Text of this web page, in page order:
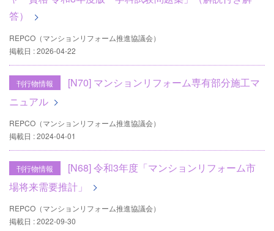
答）
REPCO（マンションリフォーム推進協議会）
掲載日 : 2026-04-22
刊行物情報
[N70] マンションリフォーム専有部分施工マ
ニュアル
REPCO（マンションリフォーム推進協議会）
掲載日 : 2024-04-01
刊行物情報
[N68] 令和3年度「マンションリフォーム市
場将来需要推計」
REPCO（マンションリフォーム推進協議会）
掲載日 : 2022-09-30